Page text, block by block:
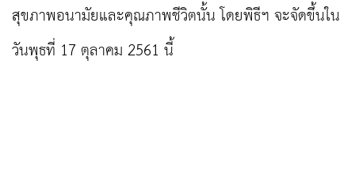
สุขภาพอนามัยและคุณภาพชีวิตนั้น โดยพิธีฯ จะจัดขึ้นใน
วันพุธที่ 17 ตุลาคม 2561 นี้